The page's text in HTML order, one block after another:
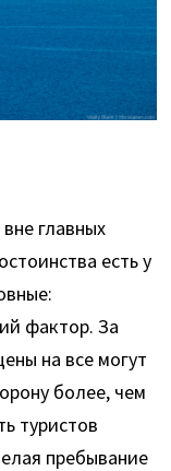
главных
есть у
фактор. За
на все могут
более, чем
туристов
пребывание